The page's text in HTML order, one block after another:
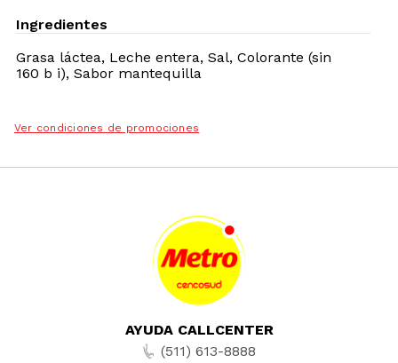
Ingredientes
Grasa láctea, Leche entera, Sal, Colorante (sin
160 b i), Sabor mantequilla
Ver condiciones de promociones
AYUDA CALLCENTER
(511) 613-8888